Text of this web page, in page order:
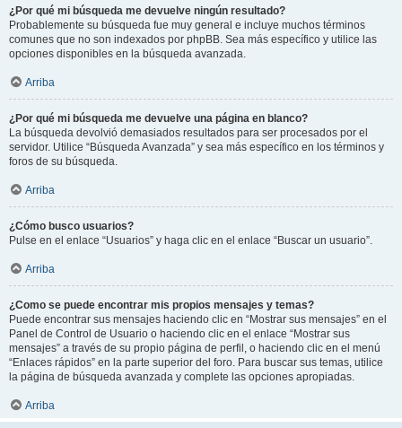
¿Por qué mi búsqueda me devuelve ningún resultado?
Probablemente su búsqueda fue muy general e incluye muchos términos
comunes que no son indexados por phpBB. Sea más específico y utilice las
opciones disponibles en la búsqueda avanzada.
Arriba
¿Por qué mi búsqueda me devuelve una página en blanco?
La búsqueda devolvió demasiados resultados para ser procesados por el
servidor. Utilice “Búsqueda Avanzada” y sea más específico en los términos y
foros de su búsqueda.
Arriba
¿Cómo busco usuarios?
Pulse en el enlace “Usuarios” y haga clic en el enlace “Buscar un usuario”.
Arriba
¿Como se puede encontrar mis propios mensajes y temas?
Puede encontrar sus mensajes haciendo clic en “Mostrar sus mensajes” en el
Panel de Control de Usuario o haciendo clic en el enlace “Mostrar sus
mensajes” a través de su propio página de perfil, o haciendo clic en el menú
“Enlaces rápidos” en la parte superior del foro. Para buscar sus temas, utilice
la página de búsqueda avanzada y complete las opciones apropiadas.
Arriba